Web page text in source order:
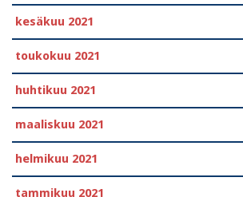
kesäkuu 2021
toukokuu 2021
huhtikuu 2021
maaliskuu 2021
helmikuu 2021
tammikuu 2021